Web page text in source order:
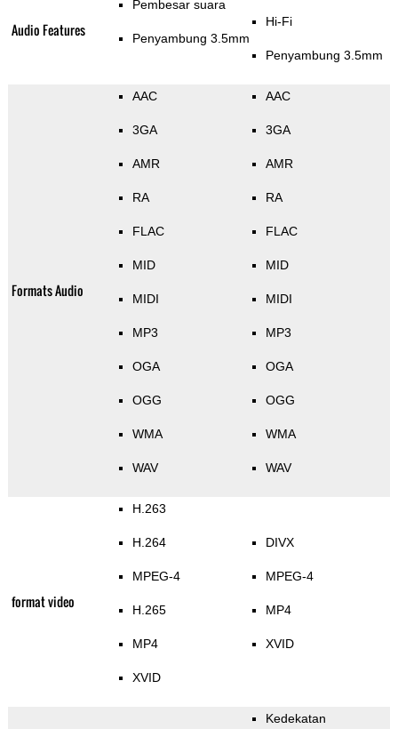
Audio Features
Pembesar suara
Penyambung 3.5mm
Hi-Fi
Penyambung 3.5mm
Formats Audio
AAC
3GA
AMR
RA
FLAC
MID
MIDI
MP3
OGA
OGG
WMA
WAV
AAC
3GA
AMR
RA
FLAC
MID
MIDI
MP3
OGA
OGG
WMA
WAV
format video
H.263
H.264
MPEG-4
H.265
MP4
XVID
DIVX
MPEG-4
MP4
XVID
Kedekatan